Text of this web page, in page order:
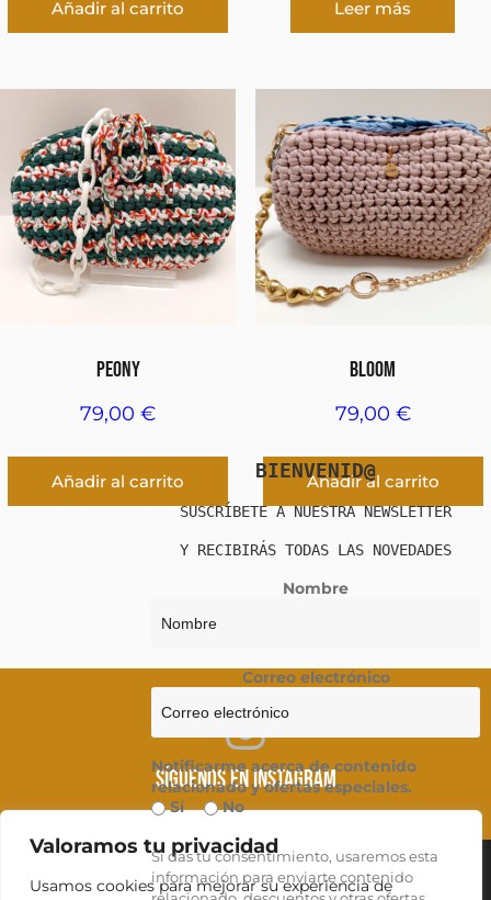
Valoramos tu privacidad
Usamos cookies para mejorar su experiencia de
Añadir al carrito Leer más
PEONY
79,00€
Añadir al carrito
BLOOM
79,00 €
Añadir al carrito
Instagram
SÍGUENOS EN INSTAGRAM
Política de Privacidad
BIENVENID@
SUSCRÍBETE A NUESTRA NEWSLETTER
Y RECIBIRÁS TODAS LAS NOVEDADES
Nombre
Correo electrónico
Notificarme acerca de contenido
relacionado y ofertas especiales.
Sí
No
Si das tu consentimiento, usaremos esta
información para enviarte contenido